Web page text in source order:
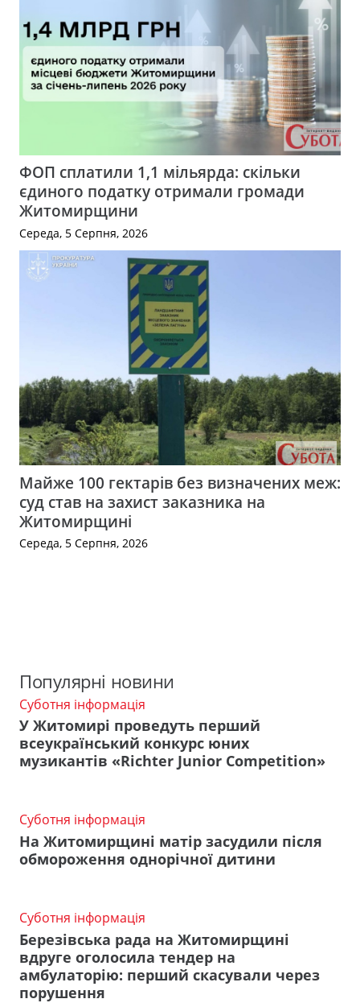
ФОП сплатили 1,1 мільярда: скільки
єдиного податку отримали громади
Житомирщини
Середа, 5 Серпня, 2026
Майже 100 гектарів без визначених меж:
суд став на захист заказника на
Житомирщині
Середа, 5 Серпня, 2026
Популярні новини
Суботня інформація
У Житомирі проведуть перший
всеукраїнський конкурс юних
музикантів «Richter Junior Competition»
Суботня інформація
На Житомирщині матір засудили після
обмороження однорічної дитини
Суботня інформація
Березівська рада на Житомирщині
вдруге оголосила тендер на
амбулаторію: перший скасували через
порушення